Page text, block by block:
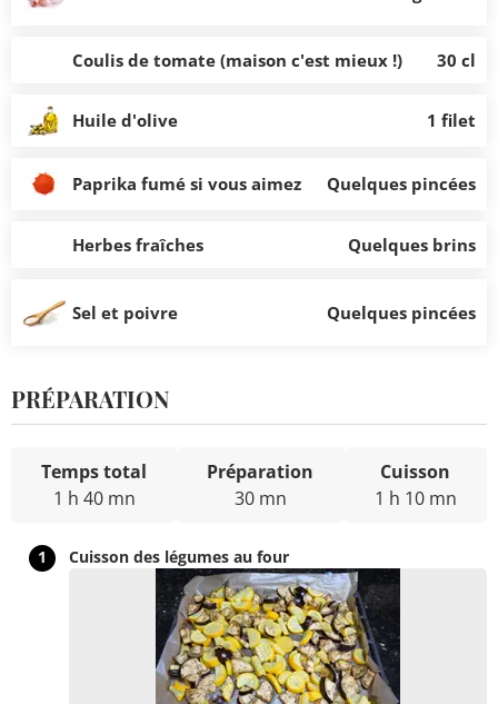
Coulis de tomate (maison c'est mieux !) 30 cl
Huile d'olive 1 filet
Paprika fumé si vous aimez Quelques pincées
Herbes fraîches Quelques brins
Sel et poivre Quelques pincées
PRÉPARATION
Temps total
1 h 40 mn
Préparation
30 mn
Cuisson
1 h 10 mn
1 Cuisson des légumes au four